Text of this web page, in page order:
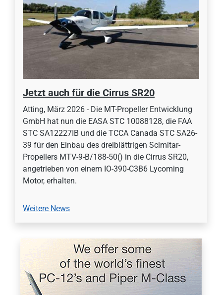
Jetzt auch für die Cirrus SR20
Atting, März 2026 - Die MT-Propeller Entwicklung
GmbH hat nun die EASA STC 10088128, die FAA
STC SA12227IB und die TCCA Canada STC SA26-
39 für den Einbau des dreiblättrigen Scimitar-
Propellers MTV-9-B/188-50() in die Cirrus SR20,
angetrieben von einem IO-390-C3B6 Lycoming
Motor, erhalten.
Weitere News